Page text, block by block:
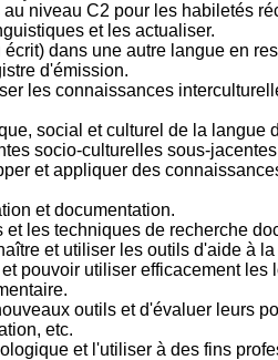
niveau C2 pour les habiletés
et les actualiser.
dans une autre langue en
d'émission.
les connaissances
social et culturel de la
socio-culturelles sous-
et appliquer des
et documentation.
et les techniques de recherche
et utiliser les outils d'aide à
pouvoir utiliser efficacement
outils et d'évaluer leurs
etc.
et l'utiliser à des fins